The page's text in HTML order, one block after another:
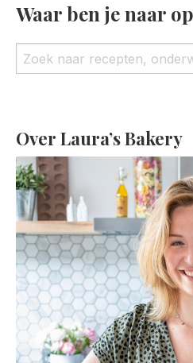
Waar ben je naar
Over Laura’s Bakery